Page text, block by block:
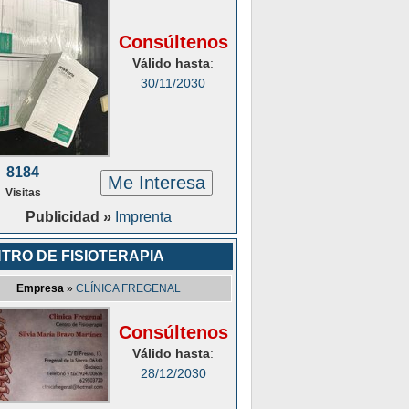
Consúltenos
Válido hasta:
30/11/2030
8184
Visitas Me Interesa
Publicidad » Imprenta
DE FISIOTERAPIA
Empresa » CLÍNICA FREGENAL
Consúltenos
Válido hasta:
28/12/2030